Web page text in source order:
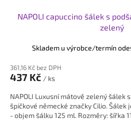
NAPOLI capuccino šálek s
zelený
Skladem u výrobce/termín
361,16 Kč bez DPH
437 Kč / ks
NAPOLI Luxusní mátově zelený šálek
špičkové německé značky Cilio.
- objem šálku 125 ml. Rozměry: šířka